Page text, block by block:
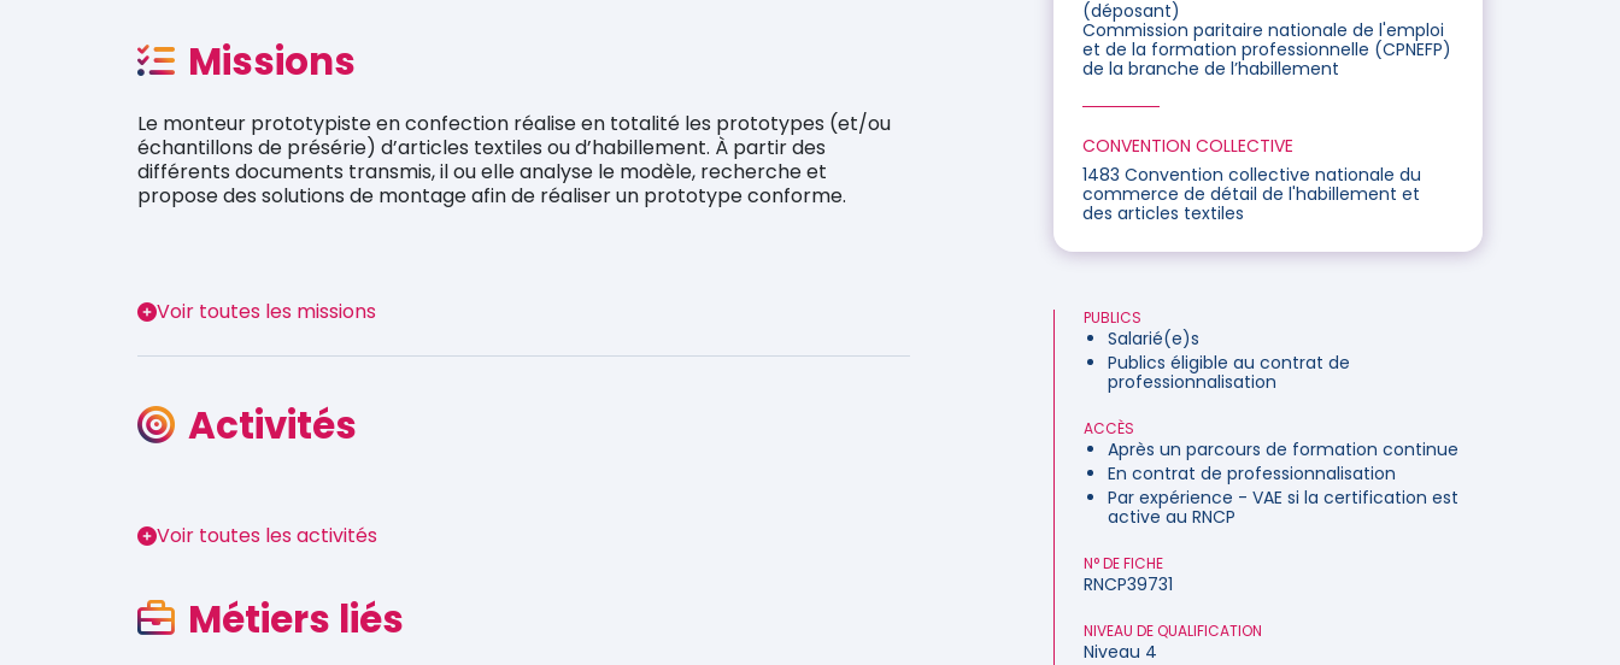
Missions
Le monteur prototypiste en confection réalise en totalité les prototypes (et/ou
échantillons de présérie) d’articles textiles ou d’habillement. À partir des
différents documents transmis, il ou elle analyse le modèle, recherche et
propose des solutions de montage afin de réaliser un prototype conforme.
Voir toutes les missions
Activités
Voir toutes les activités
Métiers liés
(déposant)
Commission paritaire nationale de l'emploi
et de la formation professionnelle (CPNEFP)
de la branche de l’habillement
CONVENTION COLLECTIVE
1483 Convention collective nationale du
commerce de détail de l'habillement et
des articles textiles
PUBLICS
Salarié(e)s
Publics éligible au contrat de
professionnalisation
ACCÈS
Après un parcours de formation continue
En contrat de professionnalisation
Par expérience - VAE si la certification est
active au RNCP
N° DE FICHE
RNCP39731
NIVEAU DE QUALIFICATION
Niveau 4